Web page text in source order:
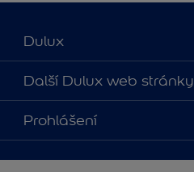
Dulux
O nás
Kontaktujte nás
Najít obchod
Další Dulux web stránky
duluxmalir.cz
duluxmaliar.sk
duluxprodejnabarev.cz
Prohlášení